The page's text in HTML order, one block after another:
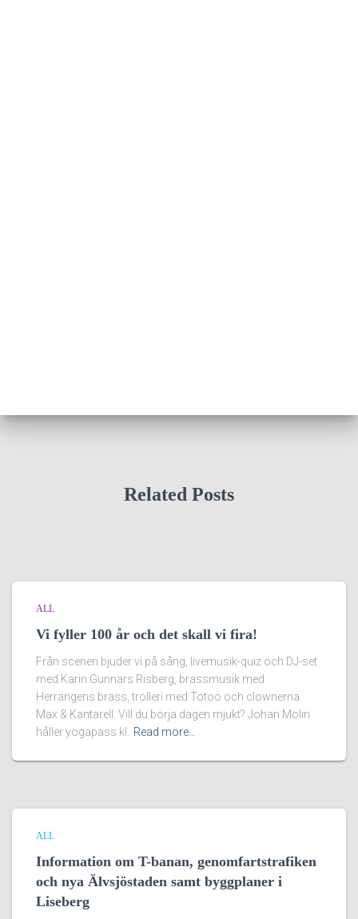
Related Posts
ALL
Vi fyller 100 år och det skall vi fira!
Från scenen bjuder vi på sång, livemusik-quiz och DJ-set
med Karin Gunnars Risberg, brassmusik med
Herrängens brass, trolleri med Totoo och clownerna
Max & Kantarell. Vill du börja dagen mjukt? Johan Molin
håller yogapass kl.
Read more…
ALL
Information om T-banan, genomfartstrafiken
och nya Älvsjöstaden samt byggplaner i
Liseberg